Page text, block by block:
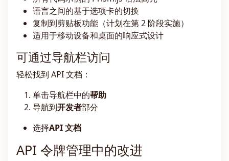
语言之间的基于选项卡的切换
复制到剪贴板功能（计划在第 2 阶段实施）
适用于移动设备和桌面的响应式设计
可通过导航栏访问
轻松找到 API 文档：
单击导航栏中的帮助
导航到开发者部分
选择API 文档
API 令牌管理中的改进